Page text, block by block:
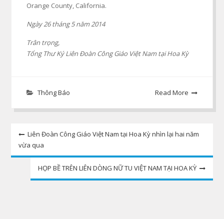
Orange County, California.
Ngày 26 tháng 5 năm 2014
Trân trọng,
Tổng Thư Ký Liên Đoàn Công Giáo Việt Nam tại Hoa Kỳ
Thông Báo Read More
Post
navigation
Liên Đoàn Công Giáo Việt Nam tại Hoa Kỳ nhìn lại hai năm
vừa qua
HỌP BỀ TRÊN LIÊN DÒNG NỮ TU VIỆT NAM TẠI HOA KỲ